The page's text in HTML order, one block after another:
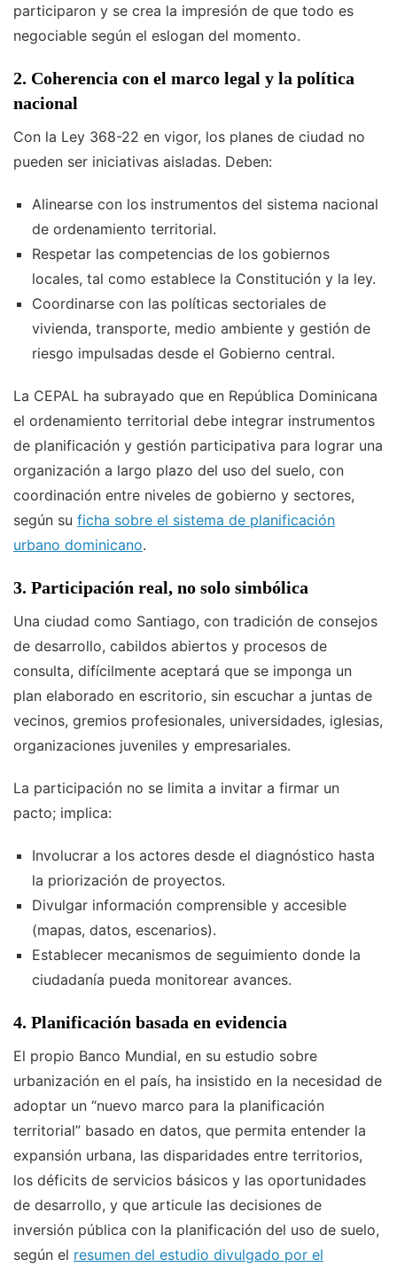
participaron y se crea la impresión de que todo es
negociable según el eslogan del momento.
2. Coherencia con el marco legal y la política
nacional
Con la Ley 368-22 en vigor, los planes de ciudad no
pueden ser iniciativas aisladas. Deben:
Alinearse con los instrumentos del sistema nacional
de ordenamiento territorial.
Respetar las competencias de los gobiernos
locales, tal como establece la Constitución y la ley.
Coordinarse con las políticas sectoriales de
vivienda, transporte, medio ambiente y gestión de
riesgo impulsadas desde el Gobierno central.
La CEPAL ha subrayado que en República Dominicana
el ordenamiento territorial debe integrar instrumentos
de planificación y gestión participativa para lograr una
organización a largo plazo del uso del suelo, con
coordinación entre niveles de gobierno y sectores,
según su ficha sobre el sistema de planificación
urbano dominicano.
3. Participación real, no solo simbólica
Una ciudad como Santiago, con tradición de consejos
de desarrollo, cabildos abiertos y procesos de
consulta, difícilmente aceptará que se imponga un
plan elaborado en escritorio, sin escuchar a juntas de
vecinos, gremios profesionales, universidades, iglesias,
organizaciones juveniles y empresariales.
La participación no se limita a invitar a firmar un
pacto; implica:
Involucrar a los actores desde el diagnóstico hasta
la priorización de proyectos.
Divulgar información comprensible y accesible
(mapas, datos, escenarios).
Establecer mecanismos de seguimiento donde la
ciudadanía pueda monitorear avances.
4. Planificación basada en evidencia
El propio Banco Mundial, en su estudio sobre
urbanización en el país, ha insistido en la necesidad de
adoptar un “nuevo marco para la planificación
territorial” basado en datos, que permita entender la
expansión urbana, las disparidades entre territorios,
los déficits de servicios básicos y las oportunidades
de desarrollo, y que articule las decisiones de
inversión pública con la planificación del uso de suelo,
según el resumen del estudio divulgado por el